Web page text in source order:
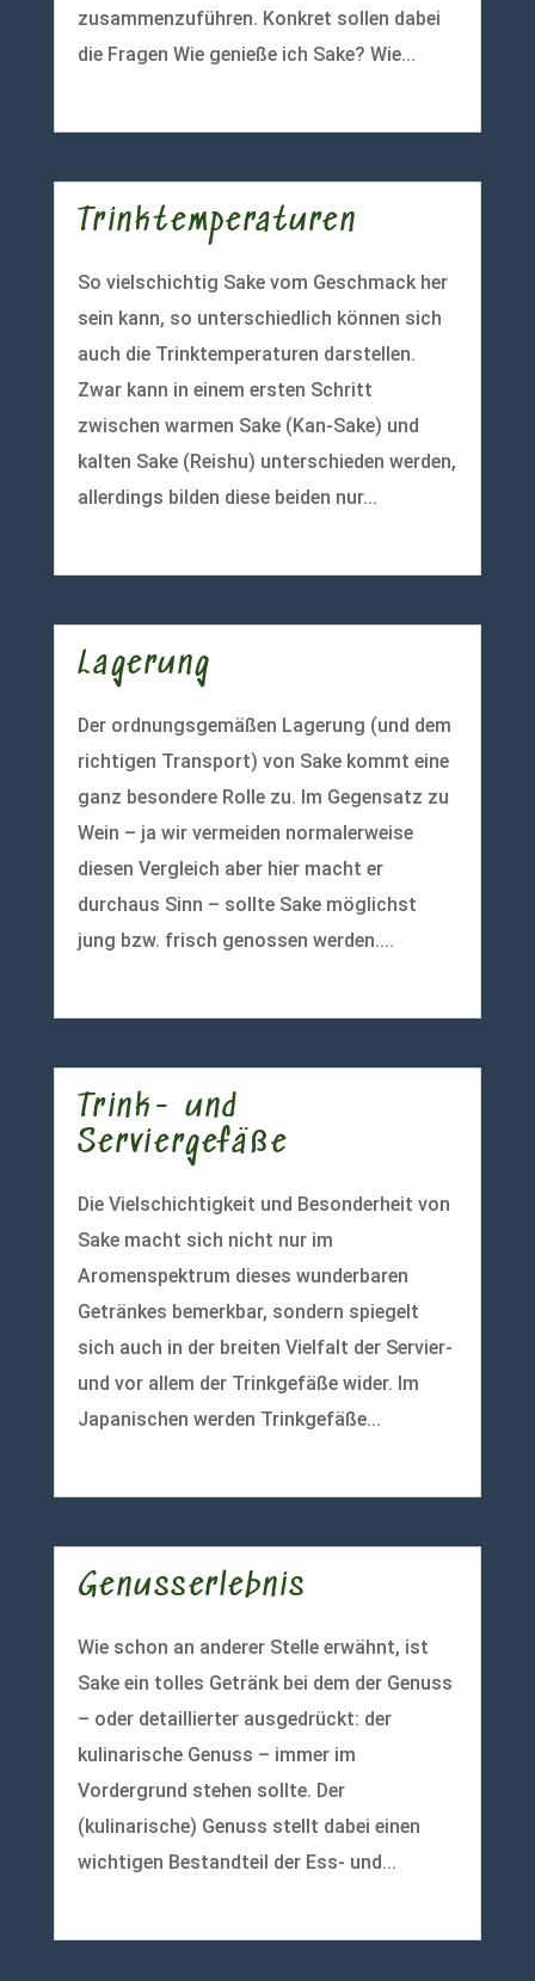
zusammenzuführen. Konkret sollen dabei
die Fragen Wie genieße ich Sake? Wie...
Trinktemperaturen
So vielschichtig Sake vom Geschmack her
sein kann, so unterschiedlich können sich
auch die Trinktemperaturen darstellen.
Zwar kann in einem ersten Schritt
zwischen warmen Sake (Kan-Sake) und
kalten Sake (Reishu) unterschieden werden,
allerdings bilden diese beiden nur...
Lagerung
Der ordnungsgemäßen Lagerung (und dem
richtigen Transport) von Sake kommt eine
ganz besondere Rolle zu. Im Gegensatz zu
Wein – ja wir vermeiden normalerweise
diesen Vergleich aber hier macht er
durchaus Sinn – sollte Sake möglichst
jung bzw. frisch genossen werden....
Trink- und
Serviergefäße
Die Vielschichtigkeit und Besonderheit von
Sake macht sich nicht nur im
Aromenspektrum dieses wunderbaren
Getränkes bemerkbar, sondern spiegelt
sich auch in der breiten Vielfalt der Servier-
und vor allem der Trinkgefäße wider. Im
Japanischen werden Trinkgefäße...
Genusserlebnis
Wie schon an anderer Stelle erwähnt, ist
Sake ein tolles Getränk bei dem der Genuss
– oder detaillierter ausgedrückt: der
kulinarische Genuss – immer im
Vordergrund stehen sollte. Der
(kulinarische) Genuss stellt dabei einen
wichtigen Bestandteil der Ess- und...